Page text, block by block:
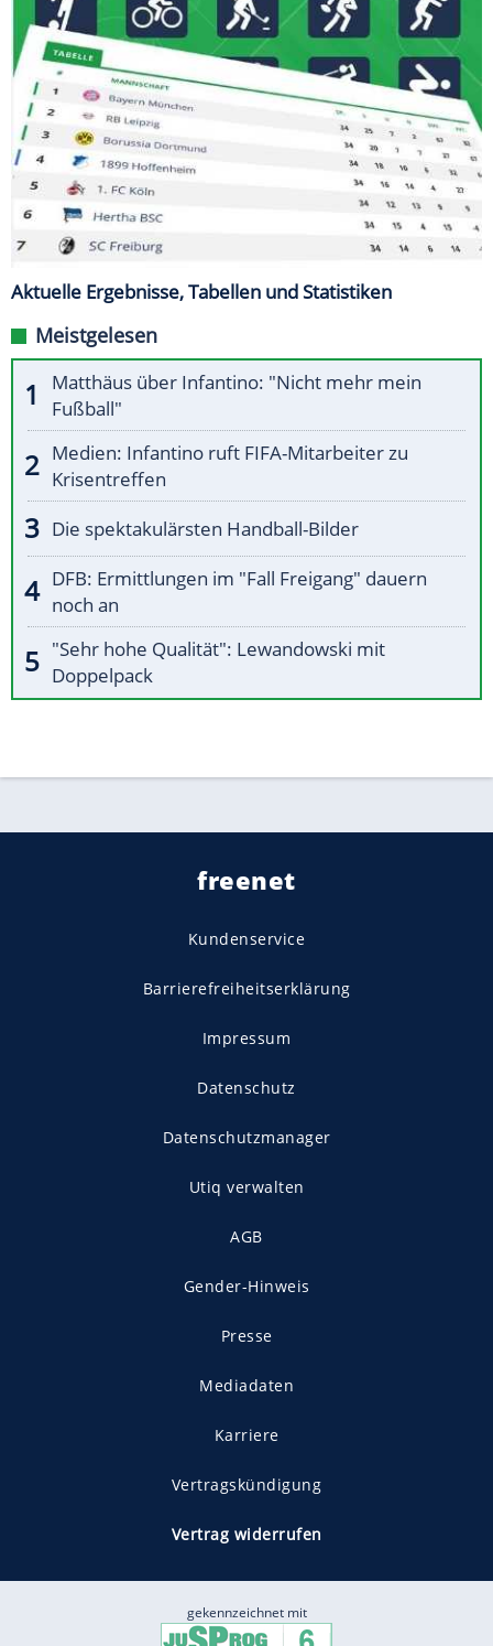
Aktuelle Ergebnisse, Tabellen und Statistiken
Meistgelesen
Matthäus über Infantino: "Nicht mehr mein
Fußball"
Medien: Infantino ruft FIFA-Mitarbeiter zu
Krisentreffen
Die spektakulärsten Handball-Bilder
DFB: Ermittlungen im "Fall Freigang" dauern
noch an
"Sehr hohe Qualität": Lewandowski mit
Doppelpack
freenet
Kundenservice
Barrierefreiheitserklärung
Impressum
Datenschutz
Datenschutzmanager
Utiq verwalten
AGB
Gender-Hinweis
Presse
Mediadaten
Karriere
Vertragskündigung
Vertrag widerrufen
gekennzeichnet mit